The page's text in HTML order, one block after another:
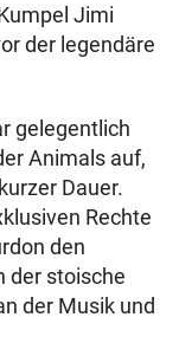
Jimi
der legendäre
gelegentlich
Animals auf,
Dauer.
Rechte
den
der stoische
der Musik und